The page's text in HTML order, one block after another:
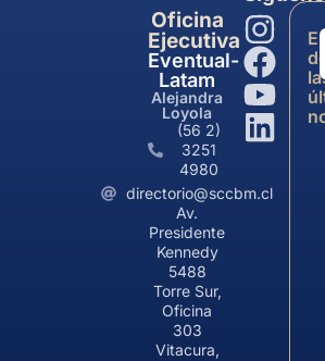
Oficina
Ejecutiva
Eventual-
Latam
Alejandra
Loyola
(56 2)
3251
4980
directorio@sccbm.cl
Av.
Presidente
Kennedy
5488
Torre Sur,
Oficina
303
Vitacura,
de